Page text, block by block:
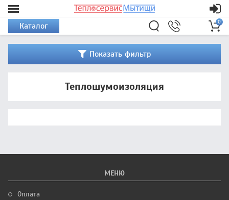
Каталог 0
Показать фильтр
Теплошумоизоляция
МЕНЮ
Оплата